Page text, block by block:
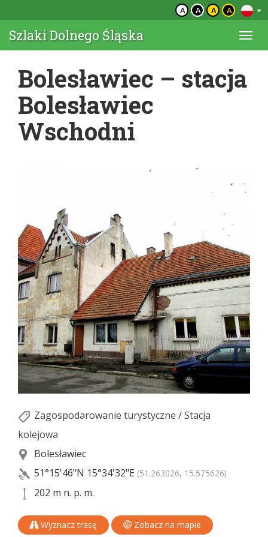
A A A A
Szlaki Dolnego Śląska
Bolesławiec – stacja
Bolesławiec
Wschodni
Zagospodarowanie turystyczne /Stacja
kolejowa
Bolesławiec
51°15'46"N 15°34'32"E (51.263026, 15.575626)
202 m n. p. m.
Wyznacz trasę Zobacz na mapie